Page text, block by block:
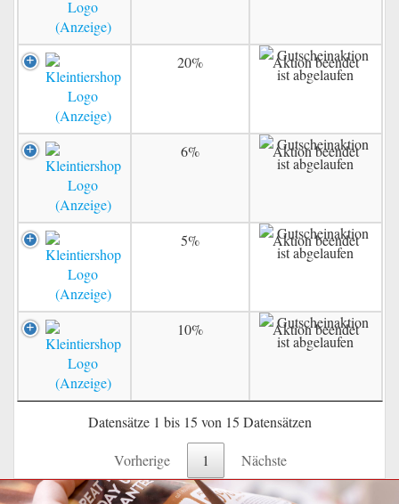
20% Aktion beendet
6% Aktion beendet
5% Aktion beendet
10% Aktion beendet
Datensätze 1 bis 15 von 15 Datensätzen
Vorherige 1 Nächste